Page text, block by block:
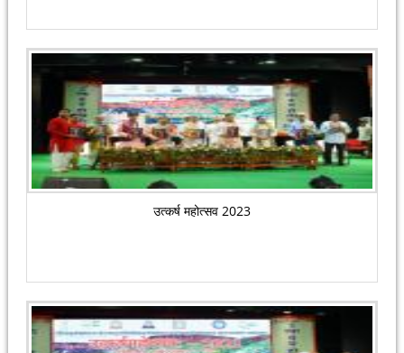
उत्कर्ष महोत्सव 2023